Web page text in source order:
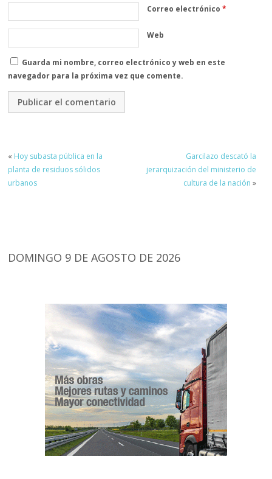
Correo electrónico*
Web
Guarda mi nombre, correo electrónico y web en este
navegador para la próxima vez que comente.
« Hoy subasta pública en la
planta de residuos sólidos
urbanos
Garcilazo descató la
jerarquización del ministerio de
cultura de la nación »
DOMINGO 9 DE AGOSTO DE 2026